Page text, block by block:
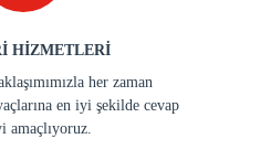
HİZMETLERİ
her zaman
en iyi şekilde cevap
amaçlıyoruz.